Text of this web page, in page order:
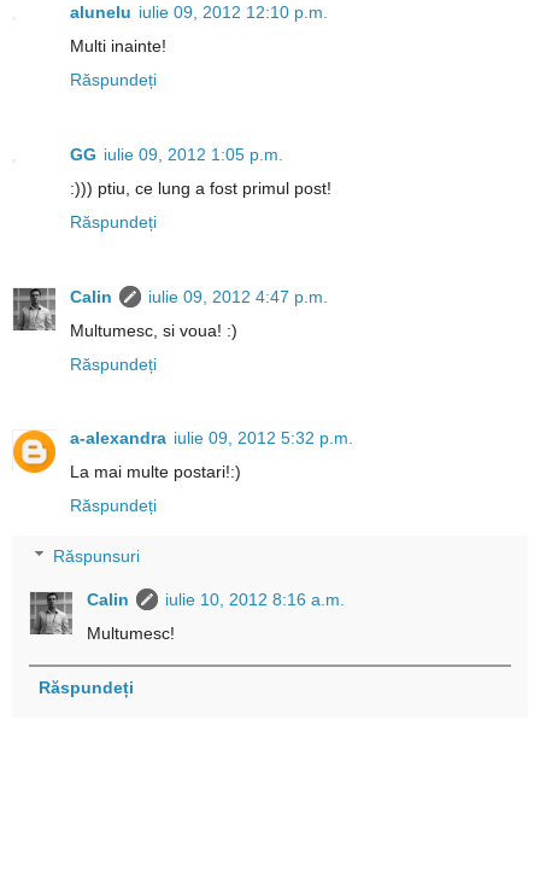
alunelu iulie 09, 2012 12:10 p.m.
Multi inainte!
Răspundeți
GG iulie 09, 2012 1:05 p.m.
:))) ptiu, ce lung a fost primul post!
Răspundeți
Calin
iulie 09, 2012 4:47 p.m.
Multumesc, si voua! :)
Răspundeți
a-alexandra iulie 09, 2012 5:32 p.m.
La mai multe postari!:)
Răspundeți
Răspunsuri
Calin
iulie 10, 2012 8:16 a.m.
Multumesc!
Răspundeți